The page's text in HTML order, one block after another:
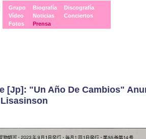
Grupo
Vídeo
Fotos
Biografía
Noticias
Prensa
Discografía
Conciertos
[Jp]: "Un Año De Cambios"